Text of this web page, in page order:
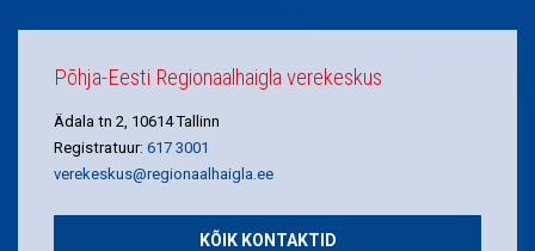
Põhja-Eesti Regionaalhaigla verekeskus
Ädala tn 2, 10614 Tallinn
Registratuur: 617 3001
verekeskus@regionaalhaigla.ee
KÕIK KONTAKTID